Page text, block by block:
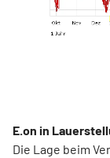
E.on in
Die Lage beim